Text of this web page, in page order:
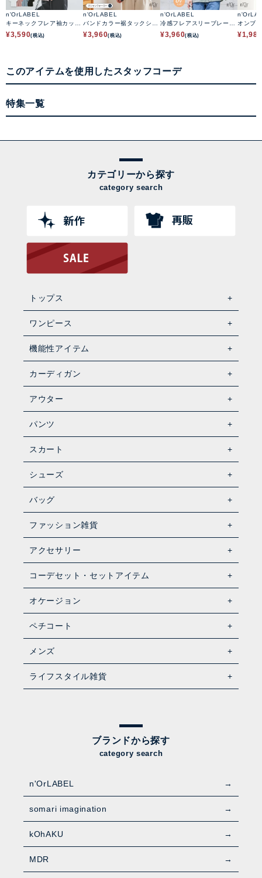
n'OrLABEL
キーネックフレア袖カット
ソーシャツ
¥3,590(税込)
n'OrLABEL
バンドカラー裾タックシャ
ツ
¥3,960(税込)
n'OrLABEL
冷感フレアスリーブレース
ブラウス
¥3,960(税込)
オンブ
¥1,980
このアイテムを使用したスタッフコーデ
特集一覧
カテゴリーから探す
category search
トップス
ワンピース
機能性アイテム
カーディガン
アウター
パンツ
スカート
シューズ
バッグ
ファッション雑貨
アクセサリー
コーデセット・セットアイテム
オケージョン
ペチコート
メンズ
ライフスタイル雑貨
ブランドから探す
category search
n'OrLABEL
somari imagination
kOhAKU
MDR